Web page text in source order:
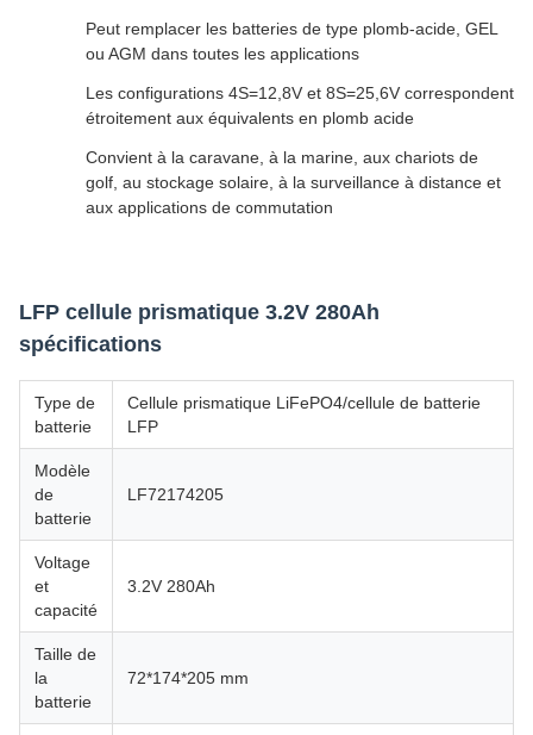
Peut remplacer les batteries de type plomb-acide, GEL
ou AGM dans toutes les applications
Les configurations 4S=12,8V et 8S=25,6V correspondent
étroitement aux équivalents en plomb acide
Convient à la caravane, à la marine, aux chariots de
golf, au stockage solaire, à la surveillance à distance et
aux applications de commutation
LFP cellule prismatique 3.2V 280Ah
spécifications
Type de
batterie
Cellule prismatique LiFePO4/cellule de batterie
LFP
Modèle
de
batterie
LF72174205
Voltage
et
capacité
3.2V 280Ah
Taille de
la
batterie
72*174*205 mm